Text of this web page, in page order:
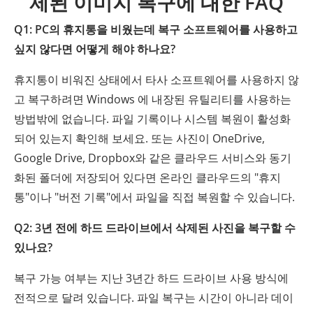
Q1: PC의 휴지통을 비웠는데 복구 소프트웨어를 사용하고
싶지 않다면 어떻게 해야 하나요?
휴지통이 비워진 상태에서 타사 소프트웨어를 사용하지 않
고 복구하려면 Windows 에 내장된 유틸리티를 사용하는
방법밖에 없습니다. 파일 기록이나 시스템 복원이 활성화
되어 있는지 확인해 보세요. 또는 사진이 OneDrive,
Google Drive, Dropbox와 같은 클라우드 서비스와 동기
화된 폴더에 저장되어 있다면 온라인 클라우드의 "휴지
통"이나 "버전 기록"에서 파일을 직접 복원할 수 있습니다.
Q2: 3년 전에 하드 드라이브에서 삭제된 사진을 복구할 수
있나요?
복구 가능 여부는 지난 3년간 하드 드라이브 사용 방식에
전적으로 달려 있습니다. 파일 복구는 시간이 아니라 데이